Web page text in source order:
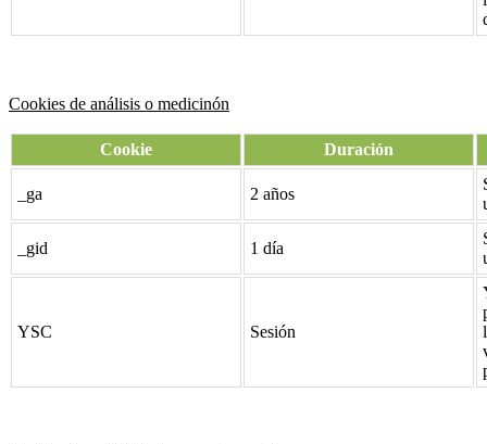
Cookies de análisis o medicinón
Cookie Duración
_ga 2 años
_gid 1 día
YSC Sesión